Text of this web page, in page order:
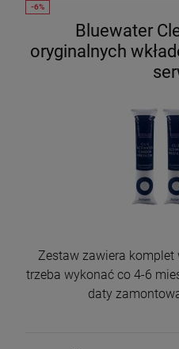
Bluewater
oryginalnych
Zestaw zawiera komplet
trzeba wykonać co 4-6
daty